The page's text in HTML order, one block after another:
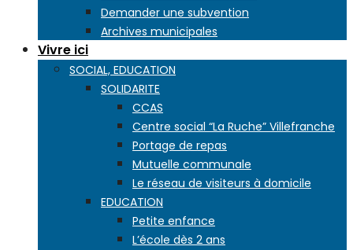
Demander une subvention
Archives municipales
Vivre ici
SOCIAL, EDUCATION
SOLIDARITE
CCAS
Centre social “La Ruche” Villefranche
Portage de repas
Mutuelle communale
Le réseau de visiteurs à domicile
EDUCATION
Petite enfance
L’école dès 2 ans